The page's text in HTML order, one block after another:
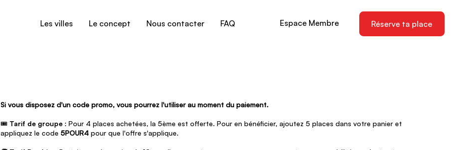
Les villes Le concept Nous contacter FAQ Espace Membre Réserve ta place
Si vous disposez d'un code promo, vous pourrez l'utiliser au moment du paiement.
🎟️ Tarif de groupe : Pour 4 places achetées, la 5ème est offerte. Pour en bénéficier, ajoutez 5 places dans votre panier et
appliquez le code5POUR4 pour que l'offre s'applique.